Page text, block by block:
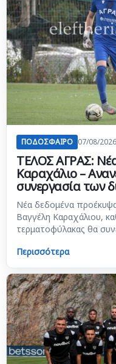
ΠΟΔΟΣΦΑΙΡΟ 07/08/
ΤΕΛΟΣ ΑΓΡΑΣ:
Καραχάλιο –
συνεργασία των
Νέα δεδομένα
Βαγγέλη Καραχάλιου,
τερματοφύλακας θα
Περισσότερα